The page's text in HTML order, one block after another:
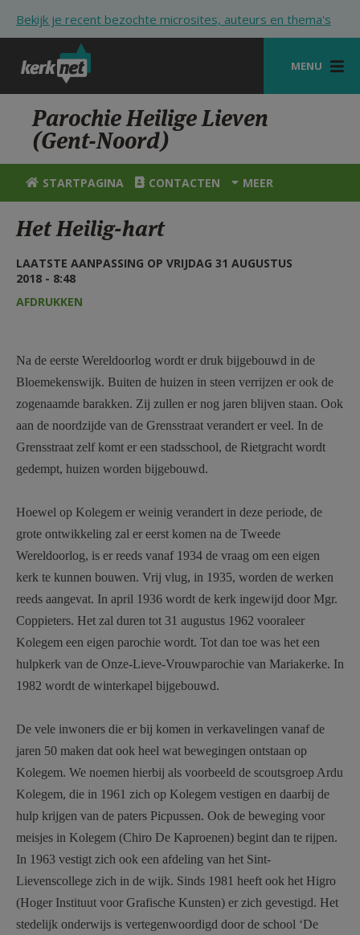
Bekijk je recent bezochte microsites, auteurs en thema's
MENU
STARTPAGINA
KERK
VIERINGEN
ZOEKEN
HULP
STARTPAGINA PORTAAL
AANMELDEN OF REGISTREREN
Parochie Heilige Lieven
(Gent-Noord)
STARTPAGINA CONTACTEN MEER
Het Heilig-hart
LAATSTE AANPASSING OP VRIJDAG 31 AUGUSTUS
2018 - 8:48
AFDRUKKEN
Na de eerste Wereldoorlog wordt er druk bijgebouwd in de
Bloemekenswijk. Buiten de huizen in steen verrijzen er ook de
zogenaamde barakken. Zij zullen er nog jaren blijven staan. Ook
aan de noordzijde van de Grensstraat verandert er veel. In de
Grensstraat zelf komt er een stadsschool, de Rietgracht wordt
gedempt, huizen worden bijgebouwd.
Hoewel op Kolegem er weinig verandert in deze periode, de
grote ontwikkeling zal er eerst komen na de Tweede
Wereldoorlog, is er reeds vanaf 1934 de vraag om een eigen
kerk te kunnen bouwen. Vrij vlug, in 1935, worden de werken
reeds aangevat. In april 1936 wordt de kerk ingewijd door Mgr.
Coppieters. Het zal duren tot 31 augustus 1962 vooraleer
Kolegem een eigen parochie wordt. Tot dan toe was het een
hulpkerk van de Onze-Lieve-Vrouwparochie van Mariakerke. In
1982 wordt de winterkapel bijgebouwd.
De vele inwoners die er bij komen in verkavelingen vanaf de
jaren 50 maken dat ook heel wat bewegingen ontstaan op
Kolegem. We noemen hierbij als voorbeeld de scoutsgroep Ardu
Kolegem, die in 1961 zich op Kolegem vestigen en daarbij de
hulp krijgen van de paters Picpussen. Ook de beweging voor
meisjes in Kolegem (Chiro De Kaproenen) begint dan te rijpen.
In 1963 vestigt zich ook een afdeling van het Sint-
Lievenscollege zich in de wijk. Sinds 1981 heeft ook het Higro
(Hoger Instituut voor Grafische Kunsten) er zich gevestigd. Het
stedelijk onderwijs is vertegenwoordigd door de school ‘De